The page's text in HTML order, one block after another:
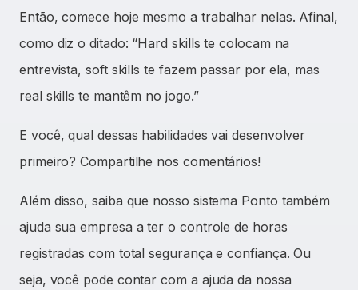
Então, comece hoje mesmo a trabalhar nelas. Afinal,
como diz o ditado: “Hard skills te colocam na
entrevista, soft skills te fazem passar por ela, mas
real skills te mantêm no jogo.”
E você, qual dessas habilidades vai desenvolver
primeiro? Compartilhe nos comentários!
Além disso, saiba que nosso sistema Ponto também
ajuda sua empresa a ter o controle de horas
registradas com total segurança e confiança. Ou
seja, você pode contar com a ajuda da nossa